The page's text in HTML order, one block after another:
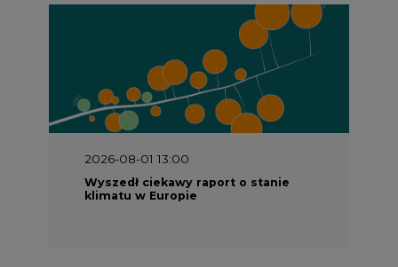
2026-08-01 13:00
Wyszedł ciekawy raport o stanie
klimatu w Europie